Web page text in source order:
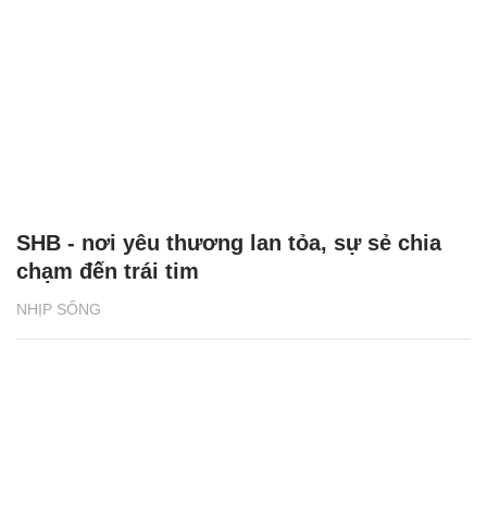
NHỊP SỐNG
SHB - nơi yêu thương lan tỏa, sự sẻ chia
chạm đến trái tim